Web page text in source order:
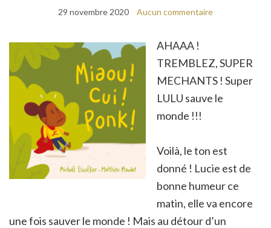
29 novembre 2020 Aucun commentaire
AHAAA !
TREMBLEZ, SUPER
MECHANTS ! Super
LULU sauve le
monde !!!
Voilà, le ton est
donné ! Lucie est de
bonne humeur ce
matin, elle va encore
une fois sauver le monde ! Mais au détour d’un